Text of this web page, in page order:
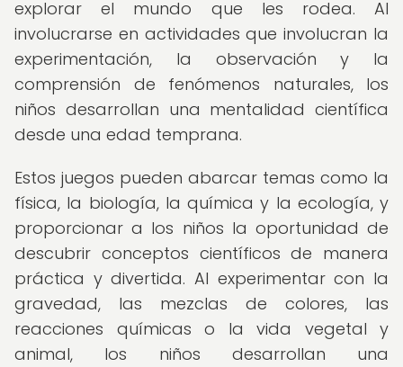
explorar el mundo que les rodea. Al
involucrarse en actividades que involucran la
experimentación, la observación y la
comprensión de fenómenos naturales, los
niños desarrollan una mentalidad científica
desde una edad temprana.
Estos juegos pueden abarcar temas como la
física, la biología, la química y la ecología, y
proporcionar a los niños la oportunidad de
descubrir conceptos científicos de manera
práctica y divertida. Al experimentar con la
gravedad, las mezclas de colores, las
reacciones químicas o la vida vegetal y
animal, los niños desarrollan una